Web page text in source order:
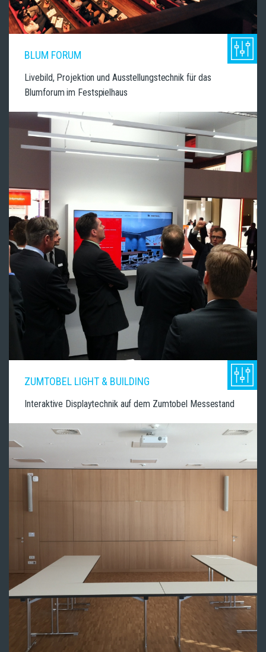
BLUM FORUM
Livebild, Projektion und Ausstellungstechnik für das
Blumforum im Festspielhaus
ZUMTOBEL LIGHT & BUILDING
Interaktive Displaytechnik auf dem Zumtobel Messestand